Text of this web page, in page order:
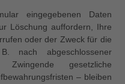
eingegebenen Daten
Löschung auffordern, Ihre
oder der Zweck für die
nach abgeschlossener
gesetzliche
– bleiben